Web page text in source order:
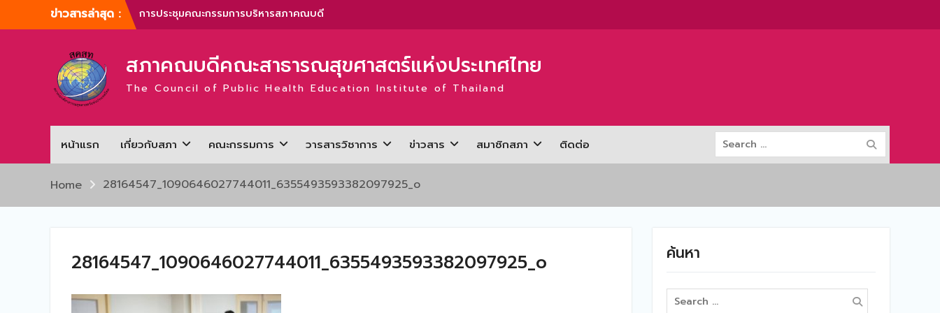
to
ข่าวสารล่าสุด :
การประชุมคณะกรรมการบริหารสภาคณบดี
คณะสาธารณสุขศาสตร์แห่งประเทศไทย
การประชุมสามัญประจำปี สภาคณบดีคณะ
สาธารณสุขศาสตร์แห่งประเทศไทย ครั้งที่
1/2567
ประเทศไทย ครั้งที่ 1/2566
การประชุมสามัญประจำปี สภาคณบดีคณะ
สาธารณสุขศาสตร์แห่งประเทศไทย ครั้งที่
2/2565
สภาคณบดีคณะสาธารณสุขศาสตร์แห่งประเทศไทย
The Council of Public Health Education Institute of Thailand
หน้าแรก เกี่ยวกับสภา คณะกรรมการ วารสารวิชาการ ข่าวสาร สมาชิกสภา ติดต่อ
Search
for:
Home 28164547_1090646027744011_6355493593382097925_o
28164547_1090646027744011_6355493593382097925_o ค้นหา
Search
for: